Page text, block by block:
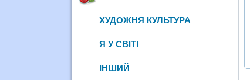
ХУДОЖНЯ КУЛЬТУРА
Я У СВІТІ
ІНШИЙ